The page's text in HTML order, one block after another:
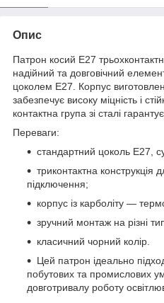
Опис
Патрон косий Е27
надійний та довговічний
цоколем Е27. Корпус
забезпечує високу міцність і
контактна група зі сталі
Переваги:
стандартний цоколь Е27,
триконтактна конструкція
підключення;
корпус із карболіту —
зручний монтаж на різні
класичний чорний колір.
Цей патрон ідеально
побутових та промислових
довготривалу роботу